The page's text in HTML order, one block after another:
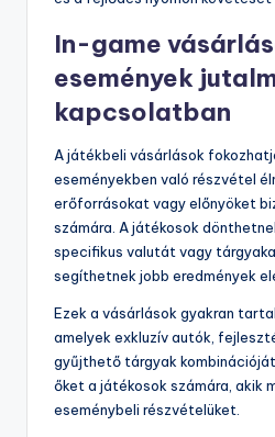
In-game
események
kapcsolatban
A játékbeli vásárlások
eseményekben való részvétel
erőforrásokat vagy előnyöket
számára. A játékosok
specifikus valutát vagy
segíthetnek jobb eredmények
Ezek a vásárlások gyakran
amelyek exkluzív autók,
gyűjthető tárgyak
őket a játékosok számára, akik
eseménybeli részvételüket.